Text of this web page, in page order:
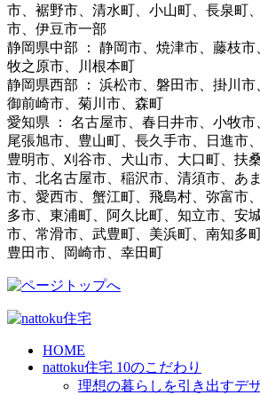
市、裾野市、清水町、小山町、長泉町
市、伊豆市一部
静岡県中部 ： 静岡市、焼津市、藤枝市
牧之原市、川根本町
静岡県西部 ： 浜松市、磐田市、掛川市
御前崎市、菊川市、森町
愛知県 ： 名古屋市、春日井市、小牧市
尾張旭市、豊山町、長久手市、日進市
豊明市、刈谷市、犬山市、大口町、扶
市、北名古屋市、稲沢市、清須市、あ
市、愛西市、蟹江町、飛島村、弥富市
多市、東浦町、阿久比町、知立市、安
市、常滑市、武豊町、美浜町、南知多
豊田市、岡崎市、幸田町
HOME
nattoku住宅 10のこだわり
理想の暮らしを引き出すデ